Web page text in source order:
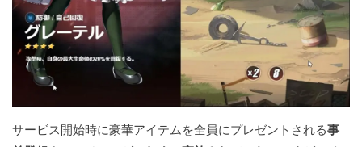
サービス開始時に豪華アイテムを全員にプレゼントされる事